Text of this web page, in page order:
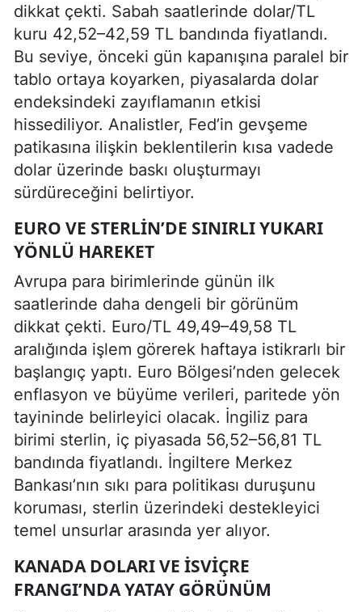
dikkat çekti. Sabah saatlerinde dolar/TL
kuru 42,52–42,59 TL bandında fiyatlandı.
Bu seviye, önceki gün kapanışına paralel bir
tablo ortaya koyarken, piyasalarda dolar
endeksindeki zayıflamanın etkisi
hissediliyor. Analistler, Fed’in gevşeme
patikasına ilişkin beklentilerin kısa vadede
dolar üzerinde baskı oluşturmayı
sürdüreceğini belirtiyor.
EURO VE STERLIN’DE SINIRLI YUKARI
YÖNLÜ HAREKET
Avrupa para birimlerinde günün ilk
saatlerinde daha dengeli bir görünüm
dikkat çekti. Euro/TL 49,49–49,58 TL
aralığında işlem görerek haftaya istikrarlı bir
başlangıç yaptı. Euro Bölgesi’nden gelecek
enflasyon ve büyüme verileri, paritede yön
tayininde belirleyici olacak. İngiliz para
birimi sterlin, iç piyasada 56,52–56,81 TL
bandında fiyatlandı. İngiltere Merkez
Bankası’nın sıkı para politikası duruşunu
koruması, sterlin üzerindeki destekleyici
temel unsurlar arasında yer alıyor.
KANADA DOLARI VE İSVIÇRE
FRANGI’NDA YATAY GÖRÜNÜM